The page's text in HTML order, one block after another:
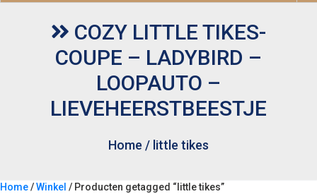
COZY LITTLE TIKES-
COUPE – LADYBIRD –
LOOPAUTO –
LIEVEHEERSTBEESTJE
Home / little tikes
Home/Winkel / Producten getagged “little tikes”